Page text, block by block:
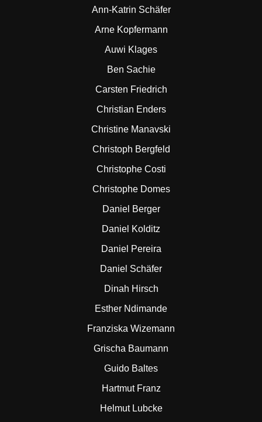
Ann-Katrin Schäfer
Arne Kopfermann
Auwi Klages
Ben Sachie
Carsten Friedrich
Christian Enders
Christine Manavski
Christoph Bergfeld
Christophe Costi
Christophe Domes
Daniel Berger
Daniel Kolditz
Daniel Pereira
Daniel Schäfer
Dinah Hirsch
Esther Ndimande
Franziska Wizemann
Grischa Baumann
Guido Baltes
Hartmut Franz
Helmut Lubcke